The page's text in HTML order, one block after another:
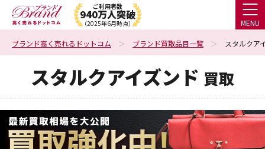
ご利用者数
940万人突破
（2025年6月時点） MENU
ブランド高く売れるドットコム ブランド買取品目一覧 スタルクア
スタルクアイズンド 買取